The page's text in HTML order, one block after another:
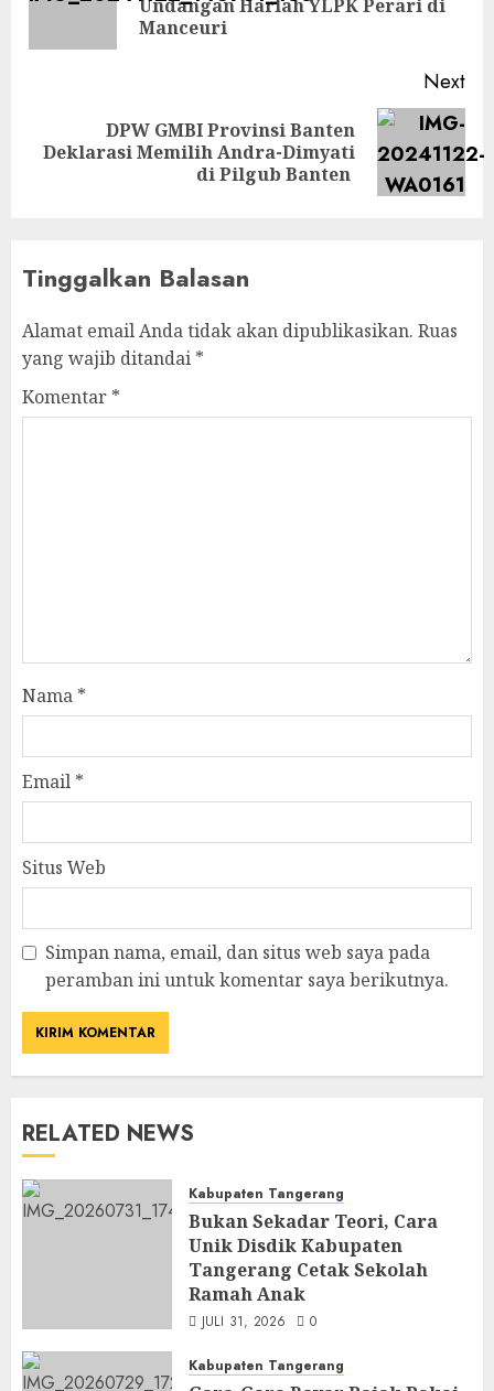
Undangan Harlah YLPK Perari di
Manceuri
Next
Next
DPW GMBI Provinsi Banten
Deklarasi Memilih Andra-Dimyati
di Pilgub Banten
Tinggalkan Balasan
Alamat email Anda tidak akan dipublikasikan. Ruas
yang wajib ditandai *
Komentar *
Nama *
Email *
Situs Web
Simpan nama, email, dan situs web saya pada
peramban ini untuk komentar saya berikutnya.
RELATED NEWS
Kabupaten Tangerang
Bukan Sekadar Teori, Cara
Unik Disdik Kabupaten
Tangerang Cetak Sekolah
Ramah Anak
JULI 31, 2026 0
Kabupaten Tangerang